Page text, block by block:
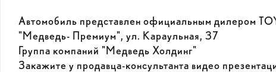
Автомобиль представлен официальным дилером
"Медведь- Премиум", ул. Караульная, 37
Группа компаний "Медведь Холдинг"
Закажите у продавца-консультанта видео